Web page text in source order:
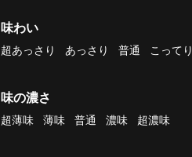
味わい
超あっさり あっさり 普通 こってり
味の濃さ
超薄味 薄味 普通 濃味 超濃味